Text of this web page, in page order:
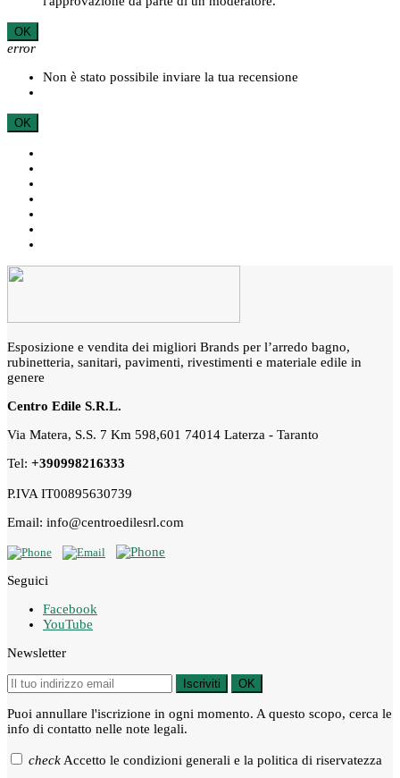
OK
error
Non è stato possibile inviare la tua recensione
OK
Esposizione e vendita dei migliori Brands per l’arredo bagno,
rubinetteria, sanitari, pavimenti, rivestimenti e materiale edile in
genere
Centro Edile S.R.L.
Via Matera, S.S. 7 Km 598,601 74014 Laterza - Taranto
Tel: +390998216333
P.IVA IT00895630739
Email: info@centroedilesrl.com
Seguici
Facebook
YouTube
Newsletter
Iscriviti OK
Puoi annullare l'iscrizione in ogni momento. A questo scopo, cerca le
info di contatto nelle note legali.
check Accetto le condizioni generali e la politica di riservatezza